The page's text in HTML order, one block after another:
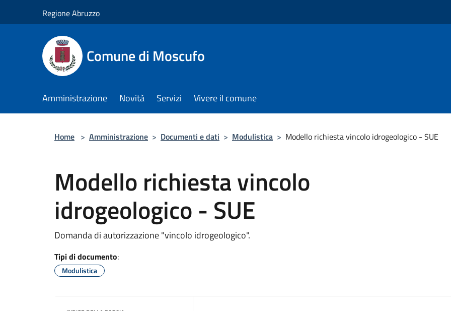
Regione Abruzzo
Comune di Moscufo
Amministrazione Novità Servizi Vivere il comune
Home > Amministrazione > Documenti e dati > Modulistica > Modello richiesta vincolo idrogeologico - SUE
Modello richiesta vincolo
idrogeologico - SUE
Domanda di autorizzazione "vincolo idrogeologico".
Tipi di documento:
Modulistica